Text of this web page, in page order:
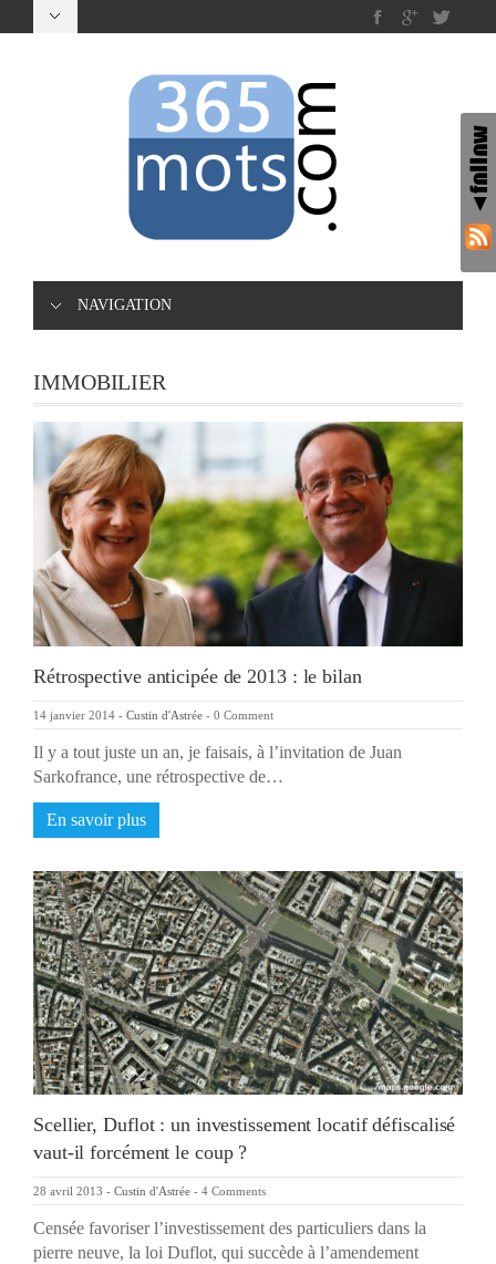
NAVIGATION
IMMOBILIER
Rétrospective anticipée de 2013 : le bilan
14 janvier 2014 - Custin d'Astrée - 0 Comment
Il y a tout juste un an, je faisais, à l’invitation de Juan
Sarkofrance, une rétrospective de…
En savoir plus
Scellier, Duflot : un investissement locatif défiscalisé
vaut-il forcément le coup ?
28 avril 2013 - Custin d'Astrée - 4 Comments
Censée favoriser l’investissement des particuliers dans la
pierre neuve, la loi Duflot, qui succède à l’amendement